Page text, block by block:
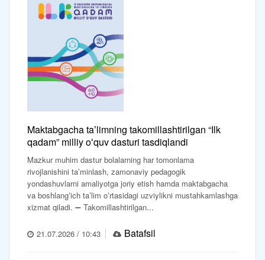
Maktabgacha taʼlimning takomillashtirilgan “Ilk
qadam” milliy oʻquv dasturi tasdiqlandi
Mazkur muhim dastur bolalarning har tomonlama
rivojlanishini taʼminlash, zamonaviy pedagogik
yondashuvlarni amaliyotga joriy etish hamda maktabgacha
va boshlangʻich taʼlim oʻrtasidagi uzviylikni mustahkamlashga
xizmat qiladi. ➖ Takomillashtirilgan...
21.07.2026 / 10:43 Batafsil